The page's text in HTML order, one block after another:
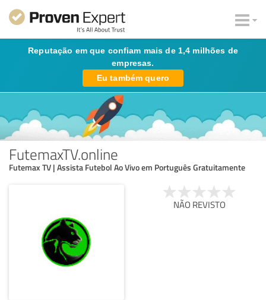
Reputação em que confiam mais de 1,4 milhões de
empresas.
Eu também quero
FutemaxTV.online
Futemax TV | Assista Futebol Ao Vivo em Português Gratuitamente
NÃO REVISTO